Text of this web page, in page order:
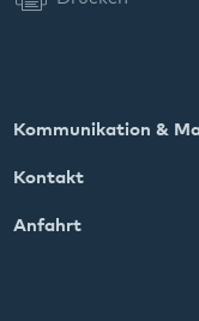
Kommunikation &
Kontakt
Anfahrt